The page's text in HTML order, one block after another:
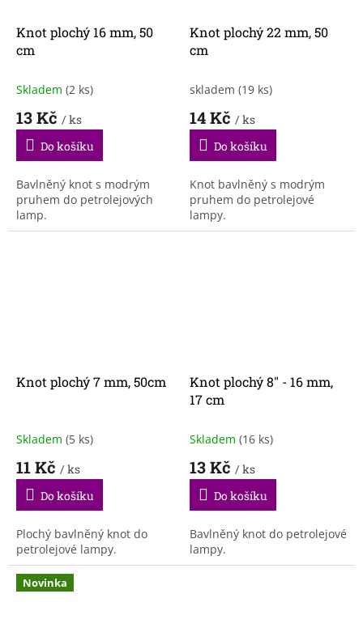
Knot plochý 16 mm, 50
cm
Skladem (2 ks)
13 Kč / ks
Do košíku
Bavlněný knot s modrým
pruhem do petrolejových
lamp.
Knot plochý 22 mm, 50
cm
skladem (19 ks)
14 Kč / ks
Do košíku
Knot bavlněný s modrým
pruhem do petrolejové
lampy.
Knot plochý 7 mm, 50cm
Skladem (5 ks)
11 Kč / ks
Do košíku
Plochý bavlněný knot do
petrolejové lampy.
Knot plochý 8" - 16 mm,
17 cm
Skladem (16 ks)
13 Kč / ks
Do košíku
Bavlněný knot do petrolejové
lampy.
Novinka